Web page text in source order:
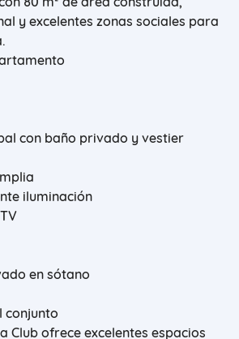
y excelentes zonas sociales para
con baño privado y vestier
iluminación
en sótano
conjunto
Club ofrece excelentes espacios